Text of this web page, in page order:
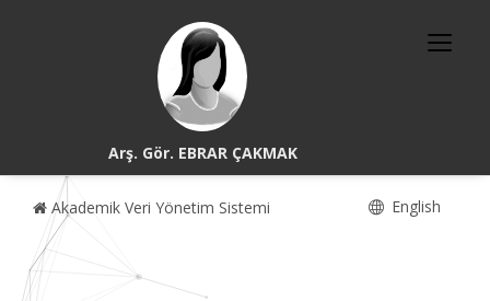
Arş. Gör. EBRAR ÇAKMAK
Akademik Veri Yönetim Sistemi English